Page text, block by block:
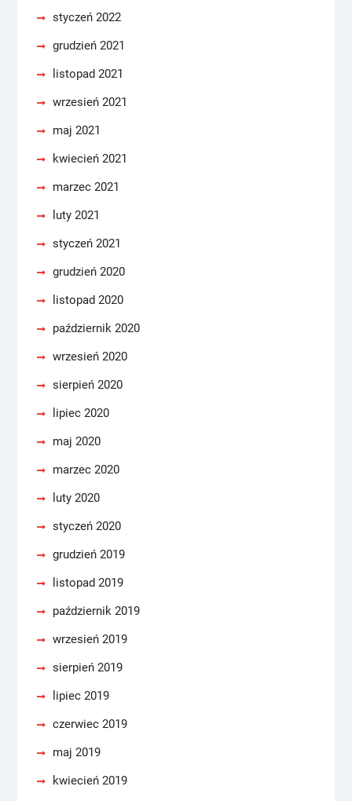
styczeń 2022
grudzień 2021
listopad 2021
wrzesień 2021
maj 2021
kwiecień 2021
marzec 2021
luty 2021
styczeń 2021
grudzień 2020
listopad 2020
październik 2020
wrzesień 2020
sierpień 2020
lipiec 2020
maj 2020
marzec 2020
luty 2020
styczeń 2020
grudzień 2019
listopad 2019
październik 2019
wrzesień 2019
sierpień 2019
lipiec 2019
czerwiec 2019
maj 2019
kwiecień 2019